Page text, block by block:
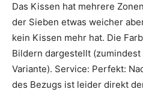
Das Kissen hat mehrere
der Sieben etwas weicher
kein Kissen mehr hat. Die
Bildern dargestellt
Variante). Service: Perfekt:
des Bezugs ist leider direkt